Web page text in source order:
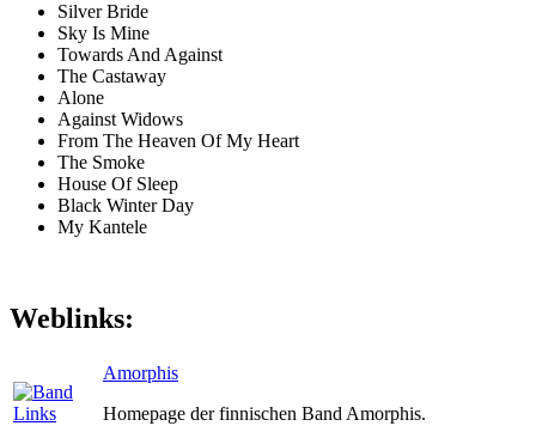
Silver Bride
Sky Is Mine
Towards And Against
The Castaway
Alone
Against Widows
From The Heaven Of My Heart
The Smoke
House Of Sleep
Black Winter Day
My Kantele
Weblinks:
Amorphis
Homepage der finnischen Band Amorphis.